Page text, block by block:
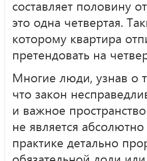
составляет половину
это одна четвертая.
которому квартира
претендовать на
Многие люди, узнав о
что закон
и важное
не является
практике детально